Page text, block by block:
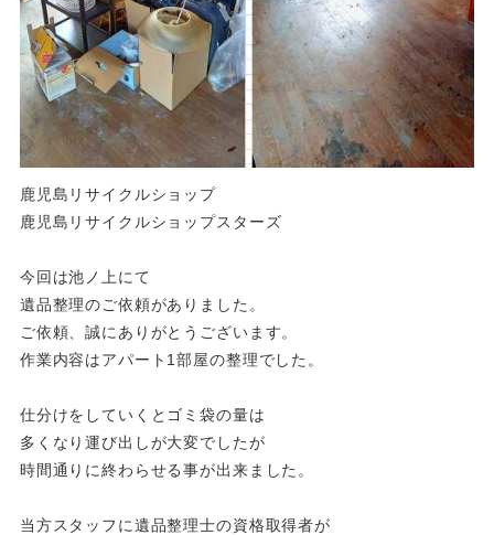
鹿児島リサイクルショップ
鹿児島リサイクルショップスターズ
今回は池ノ上にて
遺品整理のご依頼がありました。
ご依頼、誠にありがとうございます。
作業内容はアパート1部屋の整理でした。
仕分けをしていくとゴミ袋の量は
多くなり運び出しが大変でしたが
時間通りに終わらせる事が出来ました。
当方スタッフに遺品整理士の資格取得者が